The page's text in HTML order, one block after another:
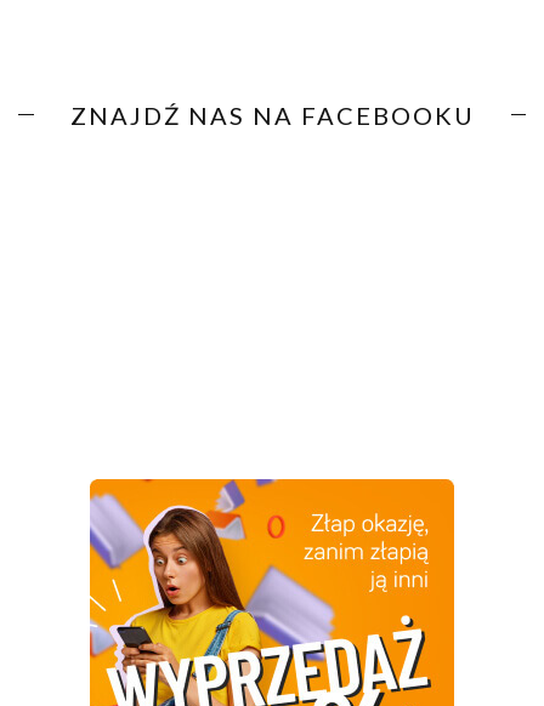
ZNAJDŹ NAS NA FACEBOOKU